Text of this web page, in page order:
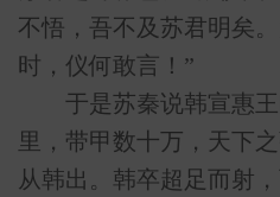
不悟，吾不及苏君明矣
时，仪何敢言！”
于是苏秦说韩宣惠王
里，带甲数十万，天下
从韩出。韩卒超足而射